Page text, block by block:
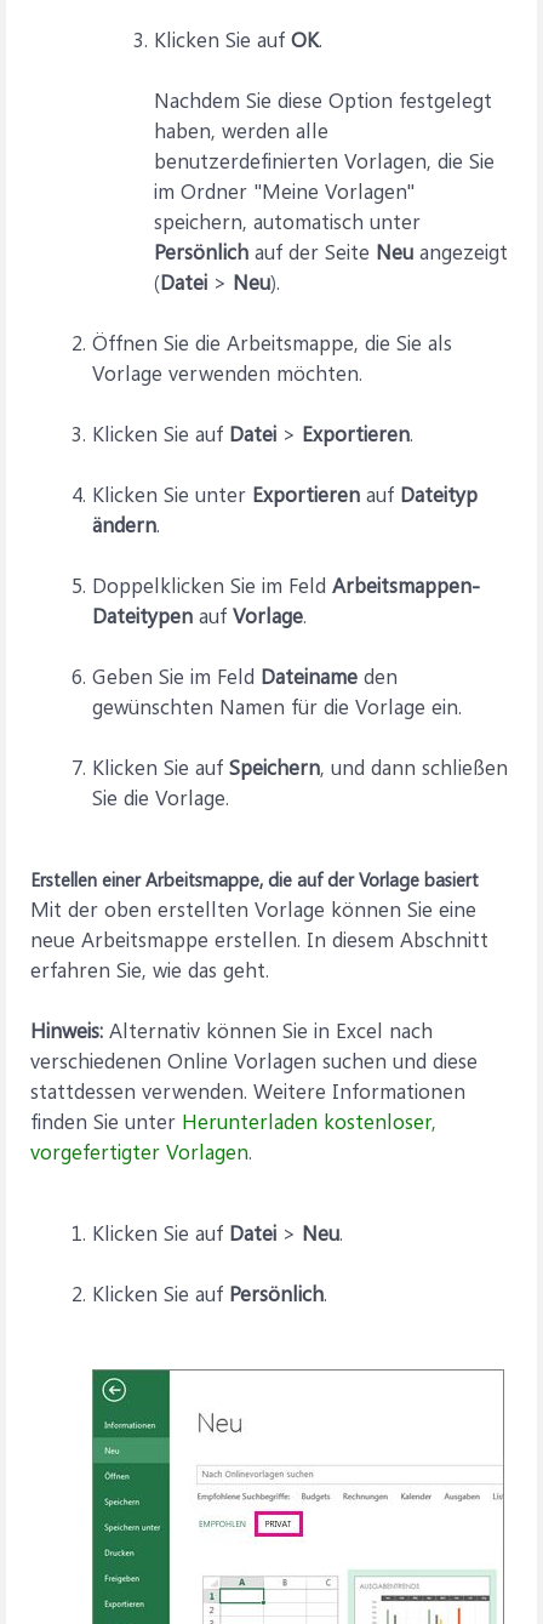
Klicken Sie auf OK.
Nachdem Sie diese Option festgelegt
haben, werden alle
benutzerdefinierten Vorlagen, die Sie
im Ordner "Meine Vorlagen"
speichern, automatisch unter
Persönlich auf der Seite Neu angezeigt
(Datei > Neu).
Öffnen Sie die Arbeitsmappe, die Sie als
Vorlage verwenden möchten.
Klicken Sie auf Datei > Exportieren.
Klicken Sie unter Exportieren auf Dateityp
ändern.
Doppelklicken Sie im Feld Arbeitsmappen-
Dateitypen auf Vorlage.
Geben Sie im Feld Dateiname den
gewünschten Namen für die Vorlage ein.
Klicken Sie auf Speichern, und dann schließen
Sie die Vorlage.
Erstellen einer Arbeitsmappe, die auf der Vorlage basiert
Mit der oben erstellten Vorlage können Sie eine
neue Arbeitsmappe erstellen. In diesem Abschnitt
erfahren Sie, wie das geht.
Hinweis: Alternativ können Sie in Excel nach
verschiedenen Online Vorlagen suchen und diese
stattdessen verwenden. Weitere Informationen
finden Sie unter Herunterladen kostenloser,
vorgefertigter Vorlagen.
Klicken Sie auf Datei > Neu.
Klicken Sie auf Persönlich.